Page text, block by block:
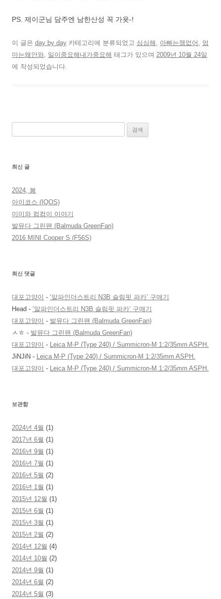
PS. 제이군님 담주엔 남한산성 꼭 가욧-!
이 글은 day by day 카테고리에 분류되었고 심심해 , 아빠는잼없어 , 엄
마는왜안와, 일이중요해내가중요해 태그가 있으며 2009년 10월 24일
에 작성되었습니다.
최신 글
2024, 봄
아이코스 (IQOS)
미미와 컴컴이 이야기
발뮤다 그린팬 (Balmuda GreenFan)
2016 MINI Cooper S (F56S)
최신 댓글
대포고양이 - ‘알파인더스트리 N3B 슬림핏 파카’ 구매기
Head - ‘알파인더스트리 N3B 슬림핏 파카’ 구매기
대포고양이 - 발뮤다 그린팬 (Balmuda GreenFan)
ㅅㅎ - 발뮤다 그린팬 (Balmuda GreenFan)
대포고양이 - Leica M-P (Type 240) / Summicron-M 1:2/35mm ASPH.
JiNJiN - Leica M-P (Type 240) / Summicron-M 1:2/35mm ASPH.
대포고양이 - Leica M-P (Type 240) / Summicron-M 1:2/35mm ASPH.
보관함
2024년 4월 (1)
2017년 6월 (1)
2016년 9월 (1)
2016년 7월 (1)
2016년 5월 (2)
2016년 1월 (1)
2015년 12월 (1)
2015년 6월 (1)
2015년 3월 (1)
2015년 2월 (2)
2014년 12월 (4)
2014년 10월 (2)
2014년 9월 (1)
2014년 6월 (2)
2014년 5월 (3)